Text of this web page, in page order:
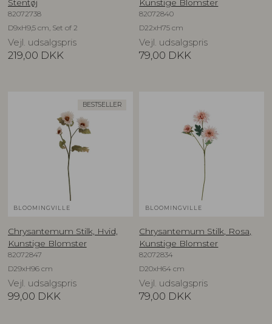
Stentøj
82072738
D9xH9,5 cm, Set of 2
Vejl. udsalgspris
219,00 DKK
Kunstige Blomster
82072840
D22xH75 cm
Vejl. udsalgspris
79,00 DKK
BESTSELLER
BLOOMINGVILLE
Chrysantemum Stilk, Hvid,
Kunstige Blomster
82072847
D29xH96 cm
Vejl. udsalgspris
99,00 DKK
BLOOMINGVILLE
Chrysantemum Stilk, Rosa,
Kunstige Blomster
82072834
D20xH64 cm
Vejl. udsalgspris
79,00 DKK